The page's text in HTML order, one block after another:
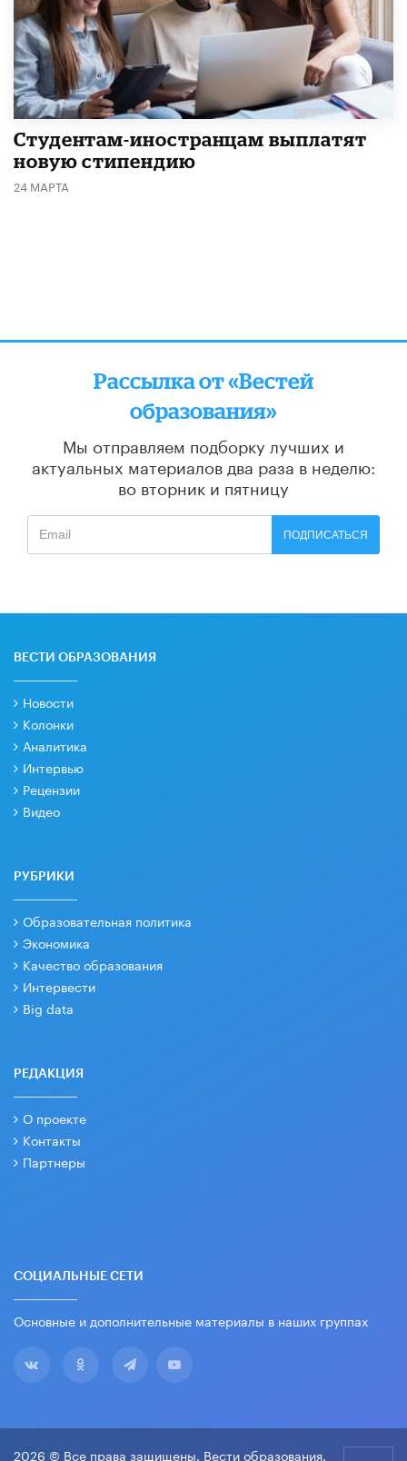
Студентам-иностранцам выплатят
новую стипендию
24 МАРТА
Рассылка от «Вестей
образования»
Мы отправляем подборку лучших и
актуальных материалов два раза в неделю:
во вторник и пятницу
ПОДПИСАТЬСЯ
ВЕСТИ ОБРАЗОВАНИЯ
Новости
Колонки
Аналитика
Интервью
Рецензии
Видео
РУБРИКИ
Образовательная политика
Экономика
Качество образования
Интервести
Big data
РЕДАКЦИЯ
О проекте
Контакты
Партнеры
СОЦИАЛЬНЫЕ СЕТИ
Основные и дополнительные материалы в наших группах
2026 © Все права защищены. Вести образования.